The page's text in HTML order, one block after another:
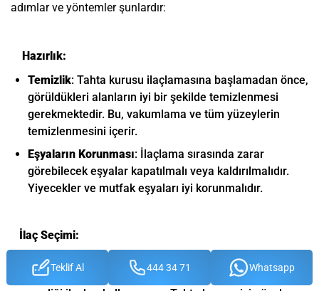
Teklif Al 444 34 71 Whatsapp
adımlar ve yöntemler şunlardır:
Hazırlık:
Temizlik: Tahta kurusu ilaçlamasına başlamadan önce,
görüldükleri alanların iyi bir şekilde temizlenmesi
gerekmektedir. Bu, vakumlama ve tüm yüzeylerin
temizlenmesini içerir.
Eşyaların Korunması: İlaçlama sırasında zarar
görebilecek eşyalar kapatılmalı veya kaldırılmalıdır.
Yiyecekler ve mutfak eşyaları iyi korunmalıdır.
İlaç Seçimi:
Profesyonel İlaçlar
: ilaclama.com.tr olarak sağlık
bakanlığının kullanma yetkisini ruhsatlı firmalara